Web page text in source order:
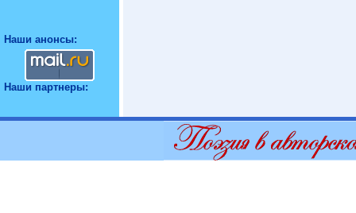
Наши анонсы:
Наши партнеры: